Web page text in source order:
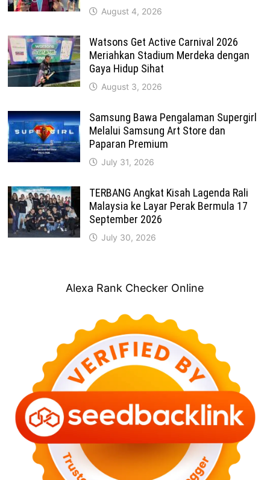
August 4, 2026
Watsons Get Active Carnival 2026
Meriahkan Stadium Merdeka dengan
Gaya Hidup Sihat
August 3, 2026
Samsung Bawa Pengalaman Supergirl
Melalui Samsung Art Store dan
Paparan Premium
July 31, 2026
TERBANG Angkat Kisah Lagenda Rali
Malaysia ke Layar Perak Bermula 17
September 2026
July 30, 2026
Alexa Rank Checker Online